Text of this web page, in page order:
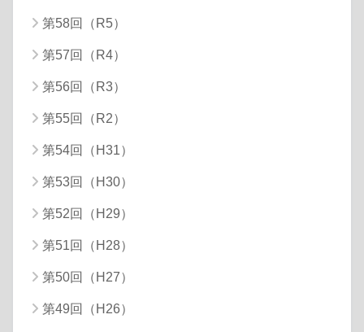
第58回（R5）
第57回（R4）
第56回（R3）
第55回（R2）
第54回（H31）
第53回（H30）
第52回（H29）
第51回（H28）
第50回（H27）
第49回（H26）